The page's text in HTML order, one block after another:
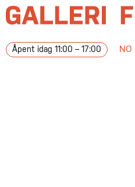
Åpent idag 11:00 – 17:00 NO